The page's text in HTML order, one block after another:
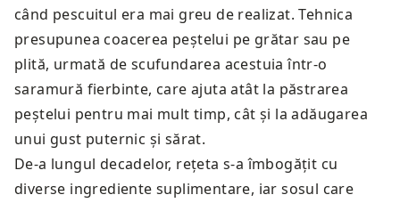
când pescuitul era mai greu de realizat. Tehnica
presupunea coacerea peștelui pe grătar sau pe
plită, urmată de scufundarea acestuia într-o
saramură fierbinte, care ajuta atât la păstrarea
peștelui pentru mai mult timp, cât și la adăugarea
unui gust puternic și sărat.
De-a lungul decadelor, rețeta s-a îmbogățit cu
diverse ingrediente suplimentare, iar sosul care